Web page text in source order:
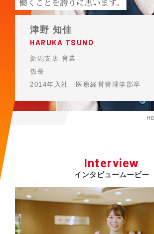
津野 知佳
HARUKA TSUNO
新潟支店 営業
係長
2014年入社 医療経営管理学部卒
Interview
インタビュームービー